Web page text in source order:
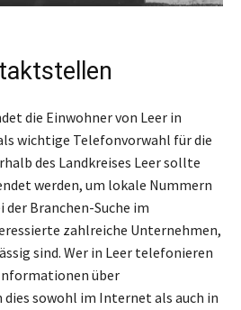
die Einwohner von Leer in
wichtige Telefonvorwahl für die
des Landkreises Leer sollte
werden, um lokale Nummern
der Branchen-Suche im
zahlreiche Unternehmen,
sind. Wer in Leer telefonieren
über
sowohl im Internet als auch in